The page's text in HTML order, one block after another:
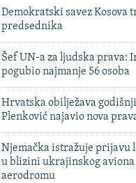
Demokratski savez Kosova
predsednika
Šef UN-a za ljudska prava:
pogubio najmanje 56 osoba
Hrvatska obilježava
Plenković najavio nova
Njemačka istražuje prijavu
u blizini ukrajinskog aviona
aerodromu